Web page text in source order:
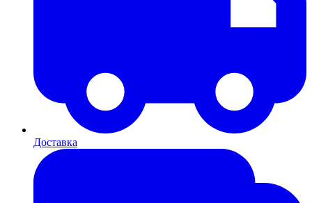
Доставка